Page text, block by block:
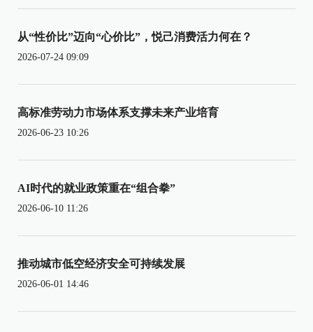
从“性价比”迈向“心价比”，悦己消费活力何在？
2026-07-24 09:09
高标准劳动力市场体系支撑未来产业培育
2026-06-23 10:26
AI时代的就业政策重在“组合拳”
2026-06-10 11:26
推动城市低空经济安全可持续发展
2026-06-01 14:46